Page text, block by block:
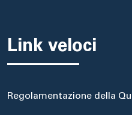
Link veloci
Regolamentazione della